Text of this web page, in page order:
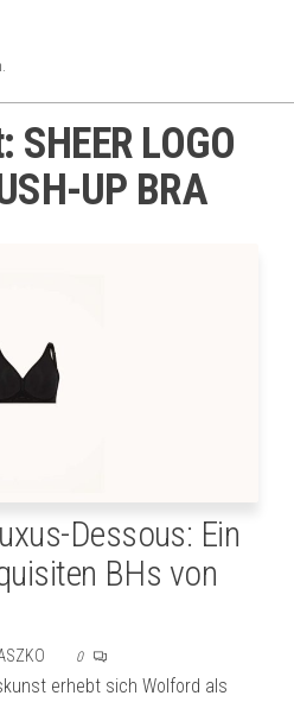
SHEER LOGO
UP BRA
Dessous: Ein
BHs von
0
erhebt sich Wolford als